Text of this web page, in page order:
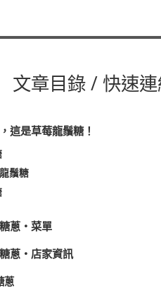
文章目錄 / 快速
這是草莓龍鬚糖！
鬚糖
蔥・菜單
蔥・店家資訊
蔥